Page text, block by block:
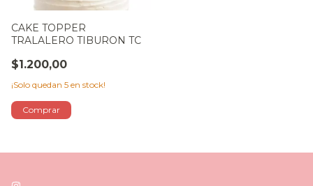
CAKE TOPPER
TRALALERO TIBURON TC
$1.200,00
¡Solo quedan 5 en stock!